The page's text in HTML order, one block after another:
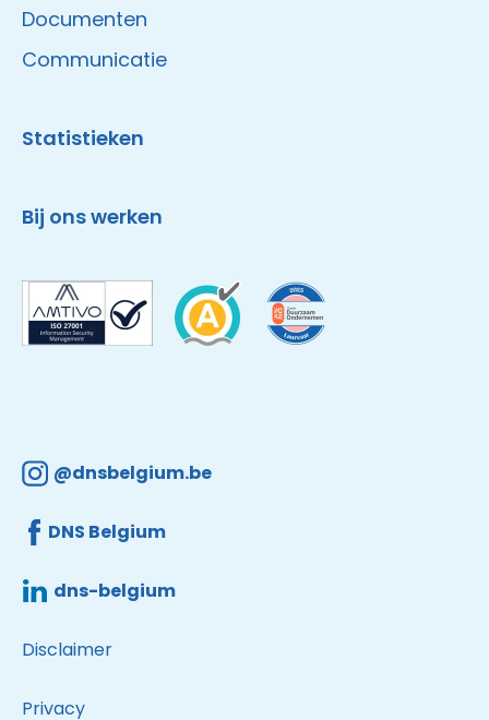
Documenten
Communicatie
Statistieken
Bij ons werken
@dnsbelgium.be
DNS Belgium
dns-belgium
Disclaimer
Privacy